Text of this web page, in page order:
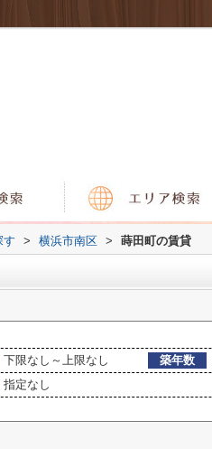
す > 横浜市南区 > 蒔田町の賃貸
下限なし～上限なし 築年数
指定なし